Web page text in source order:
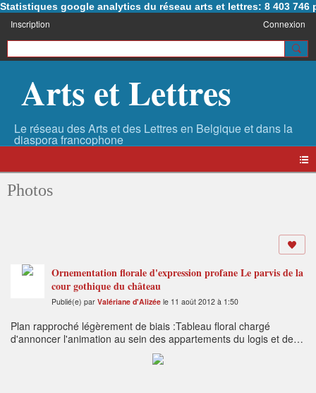
Statistiques google analytics du réseau arts et lettres: 8 403 746
Inscription Connexion
Arts et Lettres
Photos
Ornementation florale d'expression profane Le parvis de la
cour gothique du château
Publié(e) par Valériane d'Alizée le 11 août 2012 à 1:50
Plan rapproché légèrement de biais :Tableau floral chargé
d'annoncer l'animation au sein des appartements du logis et de
souhaiter la bienvenue aux visiteurs de ce haut lieu, composé de
deux vasques fleuries de lis blancs, roses rubis, amarantes